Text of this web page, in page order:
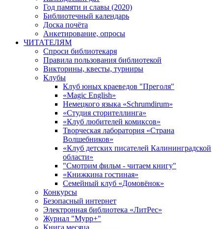
Год памяти и славы (2020)
Библиотечный календарь
Доска почёта
Анкетирование, опросы
ЧИТАТЕЛЯМ
Спроси библиотекаря
Правила пользования библиотекой
Викторины, квесты, турниры
Клубы
Клуб юных краеведов "Преголя"
«Magic English»
Немецкого языка «Schrumdirum»
«Студия сторителлинга»
«Клуб любителей комиксов»
Творческая лаборатория «Страна
Волшебников»
«Клуб детских писателей Калининградской
области»
"Смотрим фильм - читаем книгу"
«Книжкина гостиная»
Семейный клуб «Домовёнок»
Конкурсы
Безопасный интернет
Электронная библиотека «ЛитРес»
Журнал "Мурр+"
Книга месяца